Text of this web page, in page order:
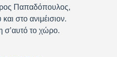
Παπαδόπουλος,
στο ανιμέισιον.
σ’αυτό το χώρο.